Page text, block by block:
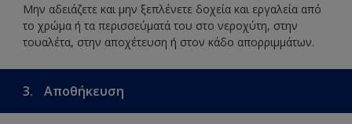
Μην αδειάζετε και μην ξεπλένετε δοχεία και εργαλεία από
το χρώμα ή τα περισσεύματά του στο νεροχύτη, στην
τουαλέτα, στην αποχέτευση ή στον κάδο απορριμμάτων.
3. Αποθήκευση